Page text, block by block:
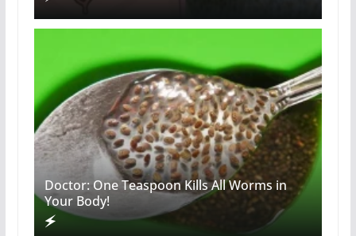
Doctor: One Teaspoon Kills All Worms in
Your Body!